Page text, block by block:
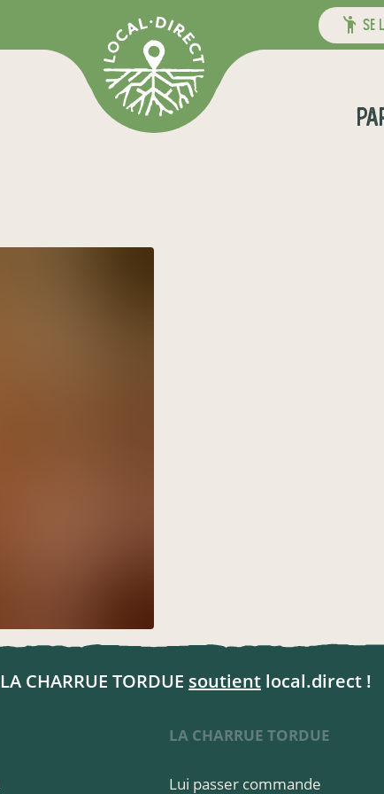
se
LA CHARRUE TORDUE soutient local.direct !
LA CHARRUE TORDUE
Lui passer commande